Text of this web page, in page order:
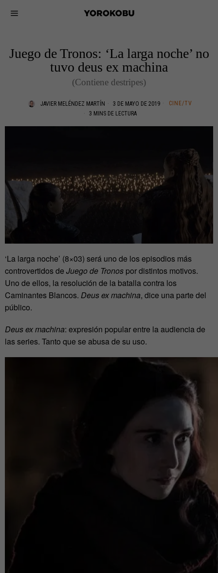
Juego de Tronos: ‘La larga noche’ no
tuvo deus ex machina
(Contiene destripes)
JAVIER MELÉNDEZ MARTÍN 3 DE MAYO DE 2019
CINE/TV
3 MINS DE LECTURA
‘La larga noche’ (8×03) será uno de los episodios más
controvertidos de Juego de Tronos por distintos motivos.
Uno de ellos, la resolución de la batalla contra los
Caminantes Blancos. Deus ex machina, dice una parte del
público.
Deus ex machina: expresión popular entre la audiencia de
las series. Tanto que se abusa de su uso.